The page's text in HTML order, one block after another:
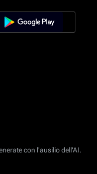
con l'ausilio dell'AI.